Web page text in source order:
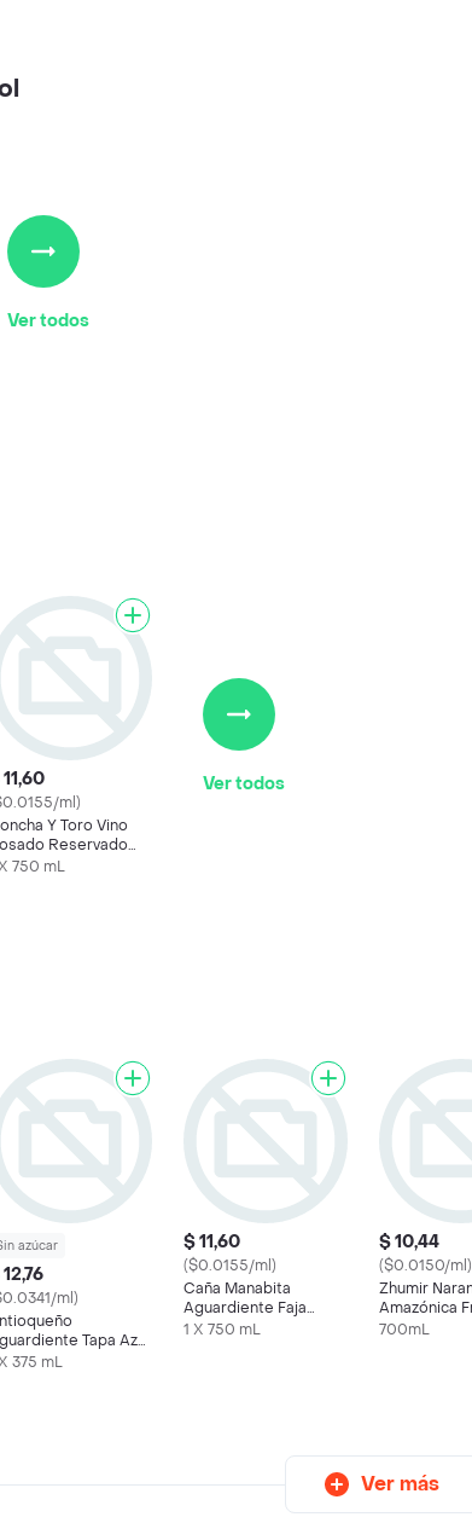
Ver todos
ml)
Y Toro Vino
Reservado
750 mL
Ver todos
azúcar
ml)
Tapa Azul
Azúcar
375 mL
$ 11,60
($0.0155/ml)
Caña Manabita
Aguardiente Faja
Negra 750 mL
1 X 750 mL
$ 10,44
($0.0150/ml)
Zhumir
Amazónica
Exóticos
700mL
Ver más